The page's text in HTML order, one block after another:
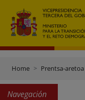
Home Prentsa-aretoa
Navegación